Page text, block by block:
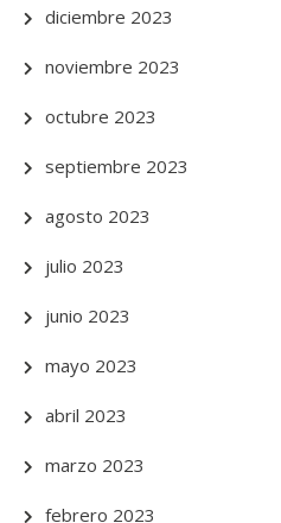
diciembre 2023
noviembre 2023
octubre 2023
septiembre 2023
agosto 2023
julio 2023
junio 2023
mayo 2023
abril 2023
marzo 2023
febrero 2023